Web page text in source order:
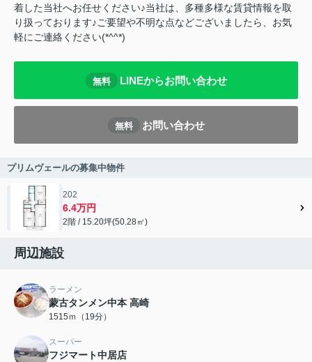
着した当社へお任せください♪当社は、多種多様な賃貸情報を取
り扱っております♪ご要望や不明な点などございましたら、お気
軽にご連絡ください(*^^*)
無料 LINEからお問い合わせ
無料 お問い合わせ
プリムヴェールの募集中物件
202
6.4万円
2階 / 15.20坪(50.28㎡)
周辺施設
ラーメン
蒙古タンメン中本 高崎
1515ｍ（19分）
スーパー
フジマート中居店